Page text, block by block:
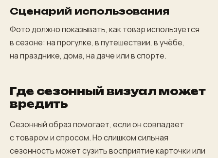
Сценарий использования
Фото должно показывать, как товар используется
в сезоне: на прогулке, в путешествии, в учёбе,
на празднике, дома, на даче или в спорте.
Где сезонный визуал может
вредить
Сезонный образ помогает, если он совпадает
с товаром и спросом. Но слишком сильная
сезонность может сузить восприятие карточки или